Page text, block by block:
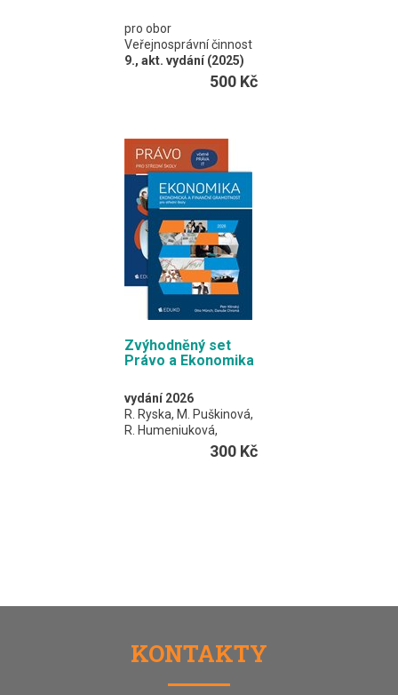
pro obor
Veřejnosprávní činnost
9., akt. vydání (2025)
J. Malast, K. Svoboda,
části – na právo veřejné
a na právo soukromé.
Dále se pak člení do
kapitol podle
jednotlivých právních
odvětví.
Formát EDUKO PC / 456
stran
500 Kč
Zvýhodněný set
Právo a Ekonomika
vydání 2026
R. Ryska, M. Puškinová,
R. Humeniuková,
P. Klínský, O. Münch,
gymnáziích ve třetím
A4 / celkem 292 stran
300 Kč
KONTAKTY